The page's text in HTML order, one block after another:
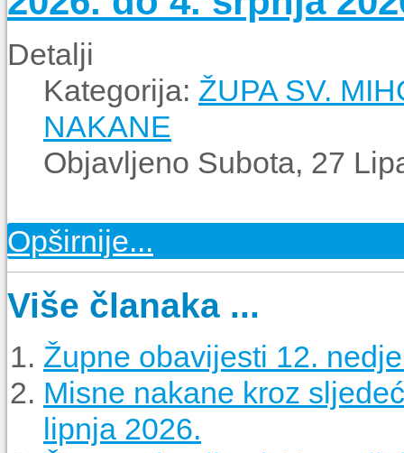
Detalji
Kategorija: ŽUPA SV.
NAKANE
Objavljeno Subota, 27
Opširnije...
Više članaka ...
Župne obavijesti 12.
Misne nakane kroz
lipnja 2026.